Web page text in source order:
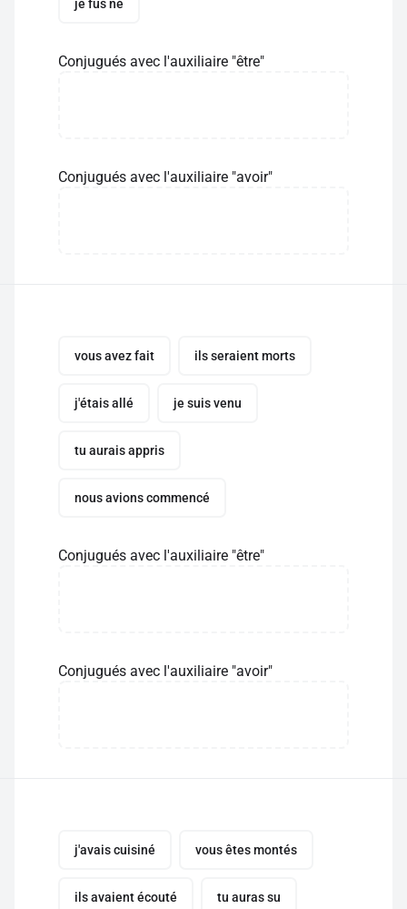
je fus né
Conjugués avec l'auxiliaire "être"
Conjugués avec l'auxiliaire "avoir"
vous avez fait ils seraient morts
j'étais allé je suis venu
tu aurais appris
nous avions commencé
Conjugués avec l'auxiliaire "être"
Conjugués avec l'auxiliaire "avoir"
j'avais cuisiné vous êtes montés
ils avaient écouté tu auras su